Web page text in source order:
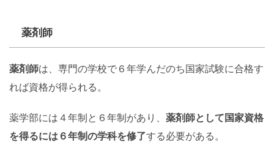
薬剤師
薬剤師は、専門の学校で６年学んだのち国家試験に合格す
れば資格が得られる。
薬学部には４年制と６年制があり、 薬剤師として国家資格
を得るには６年制の学科を修了する必要がある。